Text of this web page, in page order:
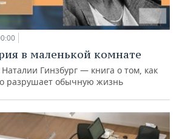
в маленькой комнате
Гинзбург — книга о том, как
разрушает обычную жизнь